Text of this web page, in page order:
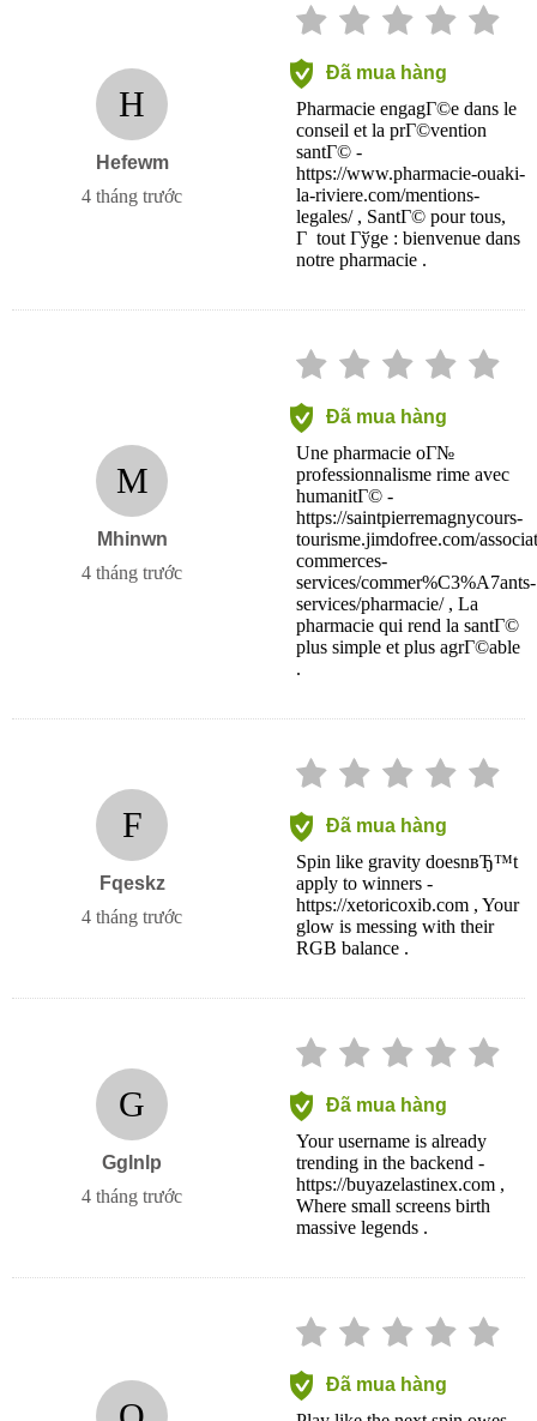
H
Hefewm
4 tháng trước
Đã mua hàng
Pharmacie engagГ©e dans le
conseil et la prГ©vention
santГ© -
https://www.pharmacie-ouaki-
la-riviere.com/mentions-
legales/ , SantГ© pour tous,
Г tout Гўge : bienvenue dans
notre pharmacie .
M
Mhinwn
4 tháng trước
Đã mua hàng
Une pharmacie oГ№
professionnalisme rime avec
humanitГ© -
https://saintpierremagnycours-
tourisme.jimdofree.com/
commerces-
services/commer%C3%A7ants-
services/pharmacie/ , La
pharmacie qui rend la santГ©
plus simple et plus agrГ©able
.
F
Fqeskz
4 tháng trước
Đã mua hàng
Spin like gravity doesnвЂ™t
apply to winners -
https://xetoricoxib.com , Your
glow is messing with their
RGB balance .
G
Gglnlp
4 tháng trước
Đã mua hàng
Your username is already
trending in the backend -
https://buyazelastinex.com ,
Where small screens birth
massive legends .
Đã mua hàng